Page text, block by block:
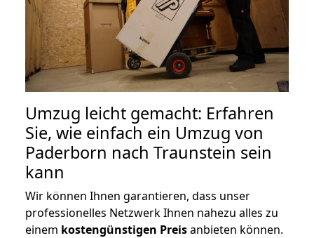
Umzug leicht gemacht: Erfahren
Sie, wie einfach ein Umzug von
Paderborn nach Traunstein sein
kann
Wir können Ihnen garantieren, dass unser
professionelles Netzwerk Ihnen nahezu alles zu
einem kostengünstigen Preisanbieten können.